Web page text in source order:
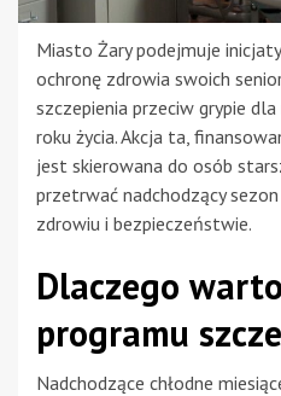
Miasto Żary podejmuje
ochronę zdrowia swoich
szczepienia przeciw grypie
roku życia. Akcja ta,
jest skierowana do osób
przetrwać nadchodzący
zdrowiu i bezpieczeństwie.
Dlaczego
programu
Nadchodzące chłodne